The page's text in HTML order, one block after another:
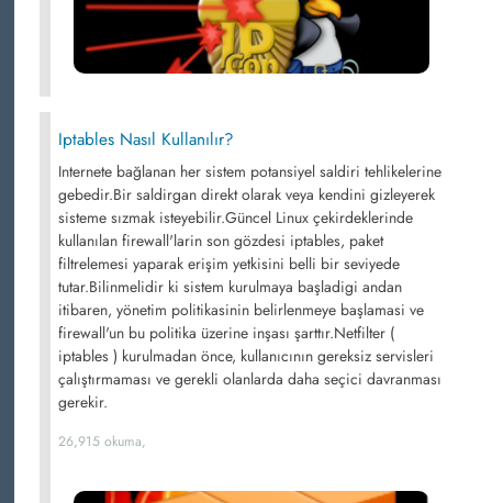
Iptables Nasıl Kullanılır?
Internete bağlanan her sistem potansiyel saldiri tehlikelerine
gebedir.Bir saldirgan direkt olarak veya kendini gizleyerek
sisteme sızmak isteyebilir.Güncel Linux çekirdeklerinde
kullanılan firewall'larin son gözdesi iptables, paket
filtrelemesi yaparak erişim yetkisini belli bir seviyede
tutar.Bilinmelidir ki sistem kurulmaya başladigi andan
itibaren, yönetim politikasinin belirlenmeye başlamasi ve
firewall'un bu politika üzerine inşası şarttır.Netfilter (
iptables ) kurulmadan önce, kullanıcının gereksiz servisleri
çalıştırmaması ve gerekli olanlarda daha seçici davranması
gerekir.
26,915 okuma,